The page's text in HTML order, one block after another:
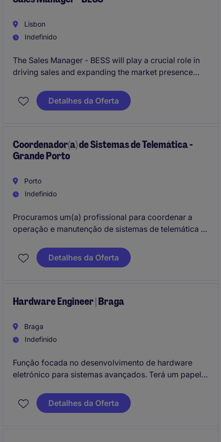
Lisbon
Indefinido
The Sales Manager - BESS will play a crucial role in
driving sales and expanding the market presence
position is based in Lisbon and requires a strategic
mindset and a focus on delivering results in the
Detalhes da Oferta
Coordenador(a) de Sistemas de Telemática -
Grande Porto
Porto
Indefinido
Procuramos um(a) profissional para coordenar a
operação e manutenção de sistemas de telemática e
gestão técnica, liderança operacional e contribuição
para a evolução contínua de sistemas e soluções
Detalhes da Oferta
Hardware Engineer | Braga
Braga
Indefinido
Função focada no desenvolvimento de hardware
eletrónico para sistemas avançados. Terá um papel
componentes críticos em ambientes tecnológicos
exigentes.
Detalhes da Oferta